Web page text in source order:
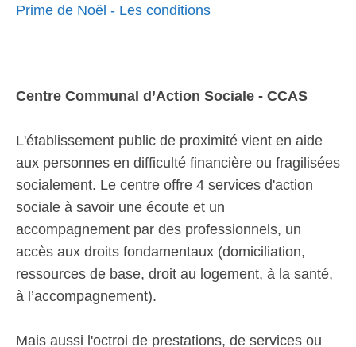
Prime de Noël - Les conditions
Centre Communal d’Action Sociale - CCAS
L'établissement public de proximité vient en aide
aux personnes en difficulté financière ou fragilisées
socialement. Le centre offre 4 services d'action
sociale à savoir une écoute et un
accompagnement par des professionnels, un
accès aux droits fondamentaux (domiciliation,
ressources de base, droit au logement, à la santé,
à l’accompagnement).
Mais aussi l'octroi de prestations, de services ou